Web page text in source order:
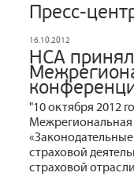
Пресс-
16.10.2012
НСА принял
"10 октября 2012
страховой
страховой